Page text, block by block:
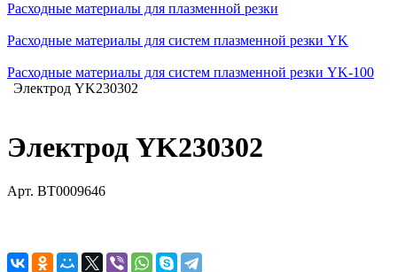
Расходные материалы для плазменной резки
Расходные материалы для систем плазменной резки YK
Расходные материалы для систем плазменной резки YK-100
Электрод YK230302
Электрод YK230302
Арт. BT0009646